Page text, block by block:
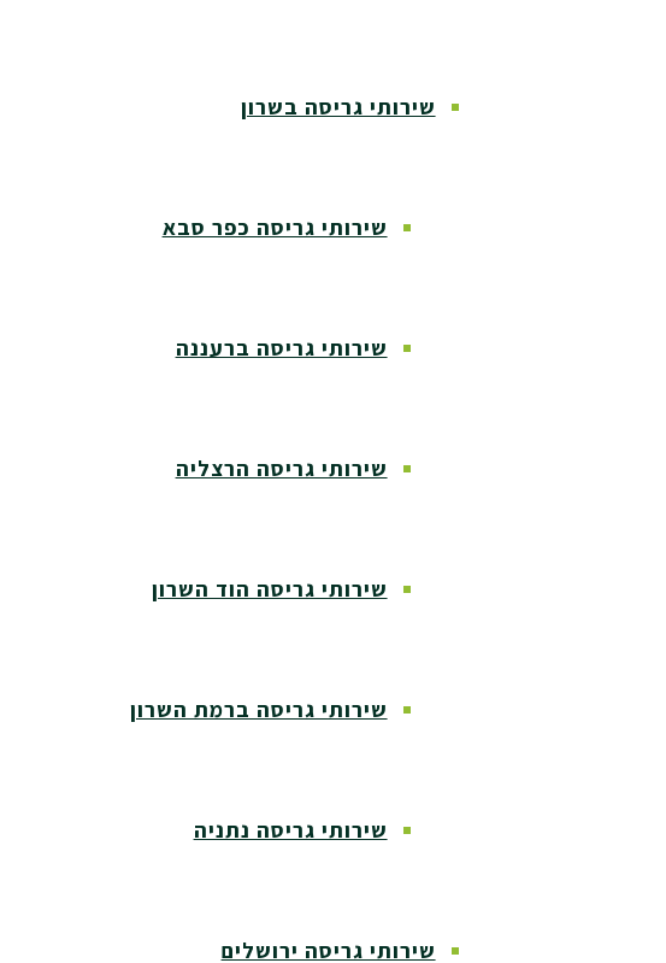
שירותי גריסה בשרון
שירותי גריסה כפר סבא
שירותי גריסה ברעננה
שירותי גריסה הרצליה
שירותי גריסה הוד השרון
שירותי גריסה ברמת השרון
שירותי גריסה נתניה
שירותי גריסה ירושלים